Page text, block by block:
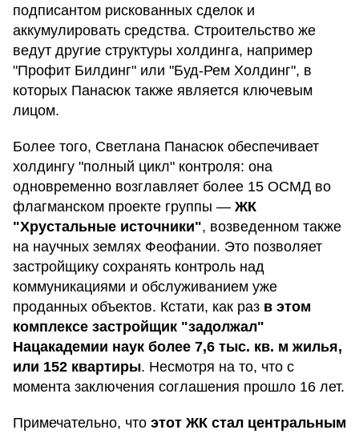
подписантом рискованных сделок и
аккумулировать средства. Строительство же
ведут другие структуры холдинга, например
"Профит Билдинг" или "Буд-Рем Холдинг", в
которых Панасюк также является ключевым
лицом.
Более того, Светлана Панасюк обеспечивает
холдингу "полный цикл" контроля: она
одновременно возглавляет более 15 ОСМД во
флагманском проекте группы — ЖК
"Хрустальные источники", возведенном также
на научных землях Феофании. Это позволяет
застройщику сохранять контроль над
коммуникациями и обслуживанием уже
проданных объектов. Кстати, как раз в этом
комплексе застройщик "задолжал"
Нацакадемии наук более 7,6 тыс. кв. м жилья,
или 152 квартиры. Несмотря на то, что с
момента заключения соглашения прошло 16 лет.
Примечательно, что этот ЖК стал центральным